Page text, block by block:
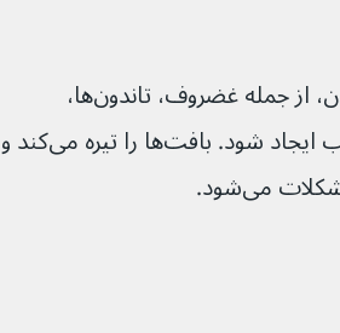
تقریباً می‌تواند در هر ناحیه‌ای از بدن، از جمله غضروف، تاندون‌ها،
استخوان‌ها، ناخن‌ها، گوش‌ها و قلب ایجاد شود. بافت‌ها را تیره می‌کند و